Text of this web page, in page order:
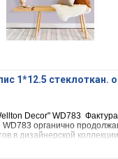
1*12.5 стеклоткан.
Decor" WD783
органично
в дизайнерской